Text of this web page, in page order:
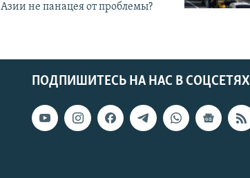
Азии не панацея от проблемы?
ПОДПИШИТЕСЬ НА НАС В СОЦСЕТЯХ